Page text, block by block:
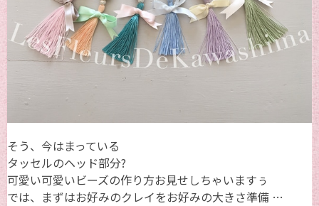
そう、今はまっている
タッセルのヘッド部分?
可愛い可愛いビーズの作り方お見せしちゃいますぅ
では、まずはお好みのクレイをお好みの大きさ準備 …